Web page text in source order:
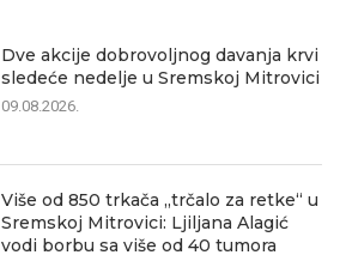
Dve akcije dobrovoljnog davanja krvi
sledeće nedelje u Sremskoj Mitrovici
09.08.2026.
Više od 850 trkača „trčalo za retke“ u
Sremskoj Mitrovici: Ljiljana Alagić
vodi borbu sa više od 40 tumora